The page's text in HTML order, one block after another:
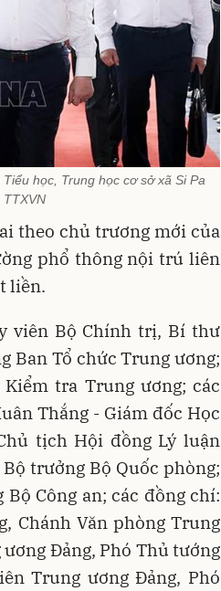
học, Trung học cơ sở xã Si Pa
theo chủ trương mới của
phổ thông nội trú liên
liền.
viên Bộ Chính trị, Bí thư
Ban Tổ chức Trung ương;
tra Trung ương; các
Thắng - Giám đốc Học
tịch Hội đồng Lý luận
trưởng Bộ Quốc phòng;
Công an; các đồng chí:
Chánh Văn phòng Trung
Đảng, Phó Thủ tướng
Trung ương Đảng, Phó